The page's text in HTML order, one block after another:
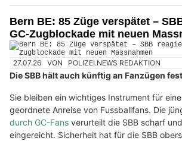
Bern BE: 85 Züge verspätet –
GC-Zugblockade mit neuen
27.07.26 VON POLIZEI.NEWS REDAKTION
Die SBB hält auch künftig an Fanzügen
Sie bleiben ein wichtiges Instrument für
geordnete Anreise von Fussballfans. Die
durch GC-Fans verurteilt die SBB scharf
eingereicht. Sicherheit hat für die SBB